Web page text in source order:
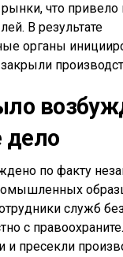
что
В результате
органы
дело
по факту
служб
с
и пресекли